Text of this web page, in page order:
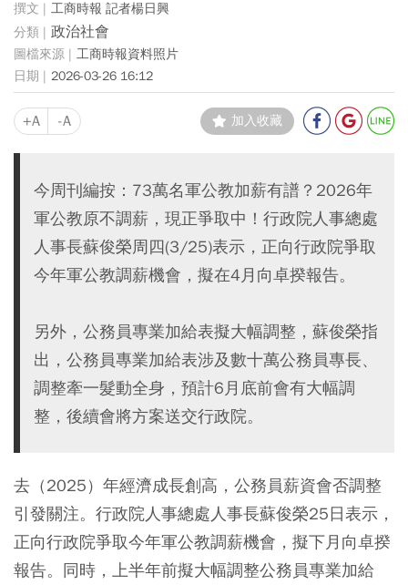
工商時報 記者楊日興
政治社會
工商時報資料照片
2026-03-26 16:12
+A -A 加入收藏
今周刊編按：73萬名軍公教加薪有譜？2026年
軍公教原不調薪，現正爭取中！行政院人事總處
人事長蘇俊榮周四(3/25)表示，正向行政院爭取
今年軍公教調薪機會，擬在4月向卓揆報告。
另外，公務員專業加給表擬大幅調整，蘇俊榮指
出，公務員專業加給表涉及數十萬公務員專長、
調整牽一髮動全身，預計6月底前會有大幅調
整，後續會將方案送交行政院。
去（2025）年經濟成長創高，公務員薪資會否調整
引發關注。行政院人事總處人事長蘇俊榮25日表示，
正向行政院爭取今年軍公教調薪機會，擬下月向卓揆
報告。同時，上半年前擬大幅調整公務員專業加給